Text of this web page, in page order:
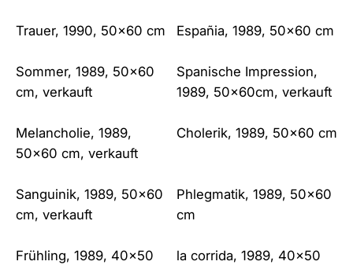
Trauer, 1990, 50×60 cm Españia, 1989, 50×60 cm
Sommer, 1989, 50×60
cm, verkauft
Spanische Impression,
1989, 50x60cm, verkauft
Melancholie, 1989,
50×60 cm, verkauft
Cholerik, 1989, 50×60 cm
Sanguinik, 1989, 50×60
cm, verkauft
Phlegmatik, 1989, 50×60
cm
Frühling, 1989, 40×50
la corrida, 1989, 40×50